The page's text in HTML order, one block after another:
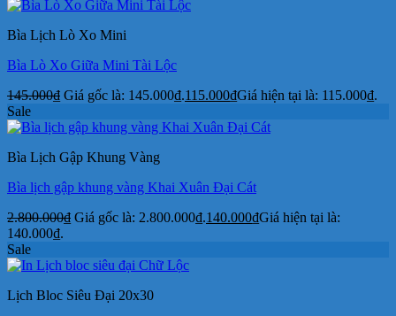
Bìa Lịch Lò Xo Mini
Bìa Lò Xo Giữa Mini Tài Lộc
145.000₫ Giá gốc là: 145.000₫.115.000₫Giá hiện tại là: 115.000₫.
Sale
Bìa Lịch Gập Khung Vàng
Bìa lịch gập khung vàng Khai Xuân Đại Cát
2.800.000₫ Giá gốc là: 2.800.000₫.140.000₫Giá hiện tại là:
140.000₫.
Sale
Lịch Bloc Siêu Đại 20x30